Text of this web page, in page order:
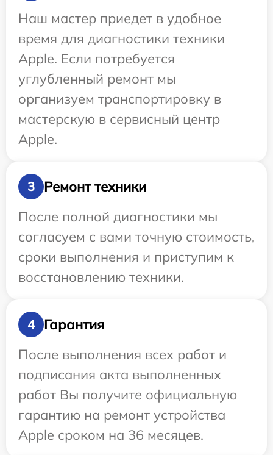
Наш мастер приедет в удобное
время для диагностики техники
Apple. Если потребуется
углубленный ремонт мы
организуем транспортировку в
мастерскую в сервисный центр
Apple.
3
Ремонт техники
После полной диагностики мы
согласуем с вами точную стоимость,
сроки выполнения и приступим к
восстановлению техники.
4
Гарантия
После выполнения всех работ и
подписания акта выполненных
работ Вы получите официальную
гарантию на ремонт устройства
Apple сроком на 36 месяцев.